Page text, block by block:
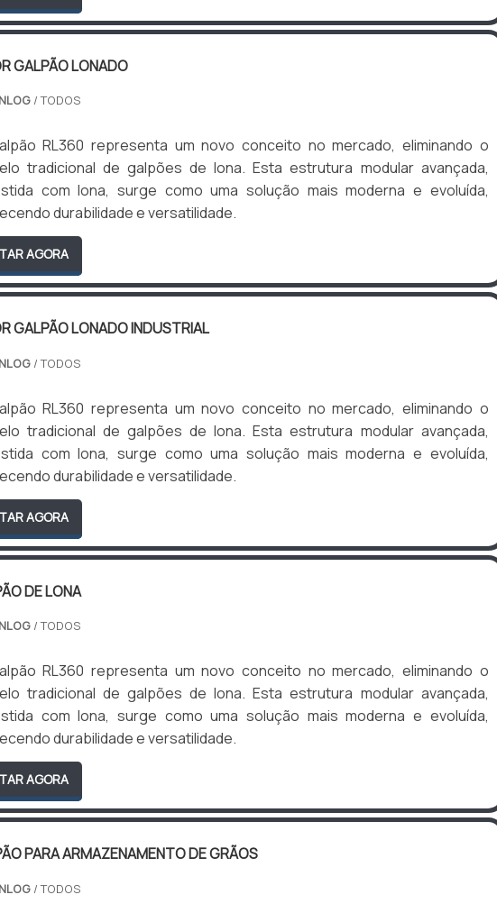
GALPÃO LONADO
/ TODOS
RL360 representa um novo conceito no mercado, eliminando o
tradicional de galpões de lona. Esta estrutura modular avançada,
com lona, surge como uma solução mais moderna e evoluída,
durabilidade e versatilidade.
AGORA
GALPÃO LONADO INDUSTRIAL
/ TODOS
RL360 representa um novo conceito no mercado, eliminando o
tradicional de galpões de lona. Esta estrutura modular avançada,
com lona, surge como uma solução mais moderna e evoluída,
durabilidade e versatilidade.
AGORA
DE LONA
/ TODOS
RL360 representa um novo conceito no mercado, eliminando o
tradicional de galpões de lona. Esta estrutura modular avançada,
com lona, surge como uma solução mais moderna e evoluída,
durabilidade e versatilidade.
AGORA
PARA ARMAZENAMENTO DE GRÃOS
/ TODOS